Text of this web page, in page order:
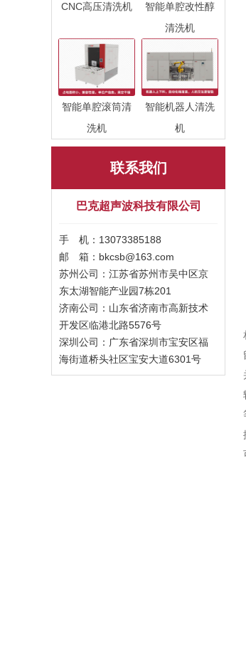
CNC高压清洗机
智能单腔改性醇
清洗机
智能单腔滚筒清
洗机
智能机器人清洗
机
联系我们
巴克超声波科技有限公司
手 机：13073385188
邮 箱：bkcsb@163.com
苏州公司：江苏省苏州市吴中区京
东太湖智能产业园7栋201
济南公司：山东省济南市高新技术
开发区临港北路5576号
深圳公司：广东省深圳市宝安区福
海街道桥头社区宝安大道6301号